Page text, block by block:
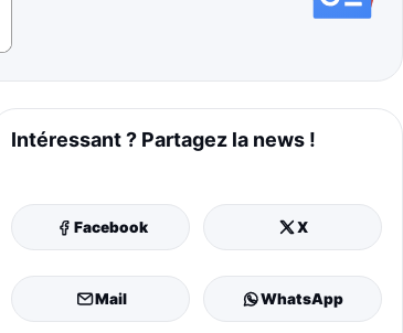
Intéressant ? Partagez la news !
Facebook X
Mail WhatsApp